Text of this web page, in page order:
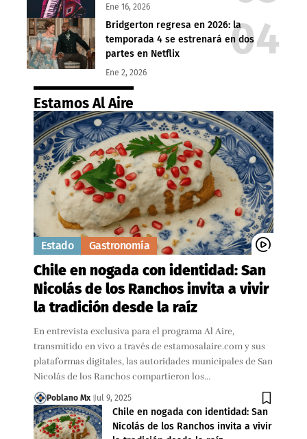
Ene 16, 2026
Bridgerton regresa en 2026: la
temporada 4 se estrenará en dos
partes en Netflix
Ene 2, 2026
Estamos Al Aire
Estado Gastronomía
Chile en nogada con identidad: San
Nicolás de los Ranchos invita a vivir
la tradición desde la raíz
En entrevista exclusiva para el programa Al Aire,
transmitido en vivo a través de estamosalaire.com y sus
plataformas digitales, las autoridades municipales de San
Nicolás de los Ranchos compartieron los…
Poblano Mx Jul 9, 2025
Chile en nogada con identidad: San
Nicolás de los Ranchos invita a vivir